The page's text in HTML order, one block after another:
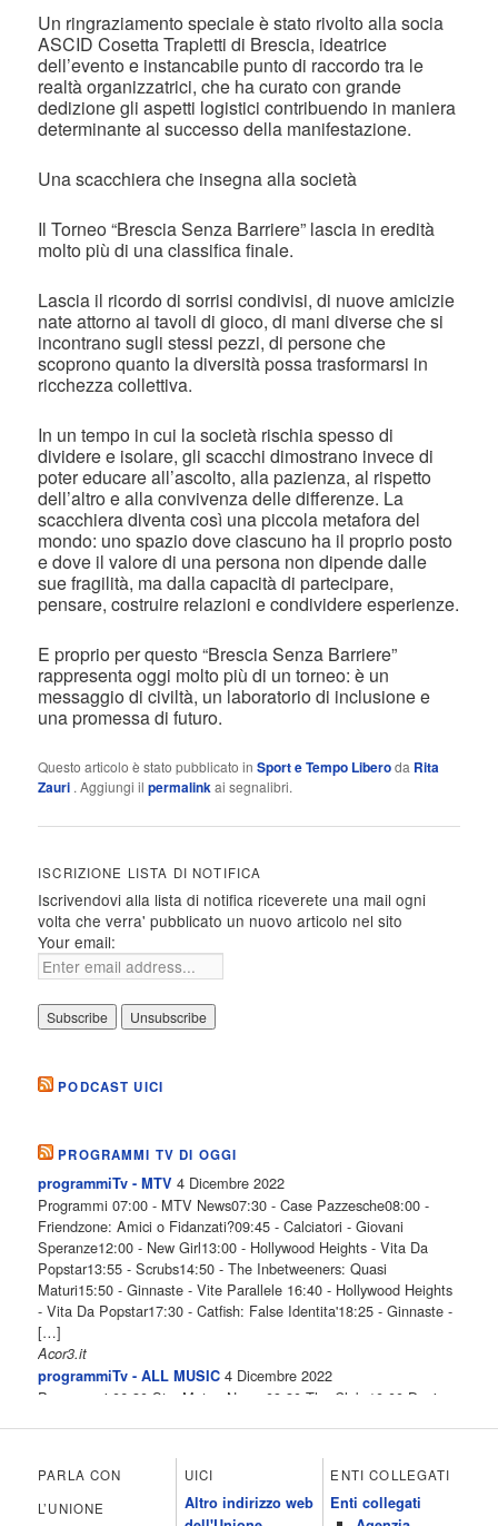
Un ringraziamento speciale è stato rivolto alla socia
ASCID Cosetta Trapletti di Brescia, ideatrice
dell’evento e instancabile punto di raccordo tra le
realtà organizzatrici, che ha curato con grande
dedizione gli aspetti logistici contribuendo in maniera
determinante al successo della manifestazione.
Una scacchiera che insegna alla società
Il Torneo “Brescia Senza Barriere” lascia in eredità
molto più di una classifica finale.
Lascia il ricordo di sorrisi condivisi, di nuove amicizie
nate attorno ai tavoli di gioco, di mani diverse che si
incontrano sugli stessi pezzi, di persone che
scoprono quanto la diversità possa trasformarsi in
ricchezza collettiva.
In un tempo in cui la società rischia spesso di
dividere e isolare, gli scacchi dimostrano invece di
poter educare all’ascolto, alla pazienza, al rispetto
dell’altro e alla convivenza delle differenze. La
scacchiera diventa così una piccola metafora del
mondo: uno spazio dove ciascuno ha il proprio posto
e dove il valore di una persona non dipende dalle
sue fragilità, ma dalla capacità di partecipare,
pensare, costruire relazioni e condividere esperienze.
E proprio per questo “Brescia Senza Barriere”
rappresenta oggi molto più di un torneo: è un
messaggio di civiltà, un laboratorio di inclusione e
una promessa di futuro.
Questo articolo è stato pubblicato inSport e Tempo Liberoda Rita
Zauri . Aggiungi ilpermalinkai segnalibri.
ISCRIZIONE LISTA DI NOTIFICA
Iscrivendovi alla lista di notifica riceverete una mail ogni
volta che verra' pubblicato un nuovo articolo nel sito
Your email:
PODCAST UICI
PROGRAMMI TV DI OGGI
programmiTv - MTV 4 Dicembre 2022
Programmi 07:00 - MTV News07:30 - Case Pazzesche08:00 -
Friendzone: Amici o Fidanzati?09:45 - Calciatori - Giovani
Speranze12:00 - New Girl13:00 - Hollywood Heights - Vita Da
Popstar13:55 - Scrubs14:50 - The Inbetweeners: Quasi
Maturi15:50 - Ginnaste - Vite Parallele 16:40 - Hollywood Heights
- Vita Da Popstar17:30 - Catfish: False Identita'18:25 - Ginnaste -
[…]
Acor3.it
programmiTv - ALL MUSIC 4 Dicembre 2022
Programmi 06.30 Star.Meteo.News 09.30 The Club 10.00 Deejay
All News 16.05 Rotazione musicale 19.00 All News 19.05 The
Club 19.30 19.30 Human Guinea Pigs 20.00 Inbox 21.00 Code
Monkeys 21.30 Sons of Butcher […]
PARLA CON
L’UNIONE
UICI
Altro indirizzo web
ENTI COLLEGATI
Enti collegati